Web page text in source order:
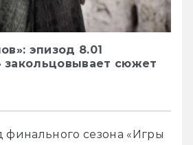
эпизод 8.01
закольцовывает сюжет
сезона «Игры